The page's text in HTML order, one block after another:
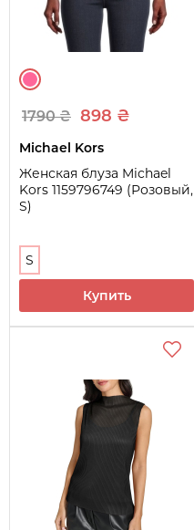
1790 ₴ 898 ₴
Michael Kors
Женская блуза Michael
Kors 1159796749 (Розовый,
S)
S
Купить